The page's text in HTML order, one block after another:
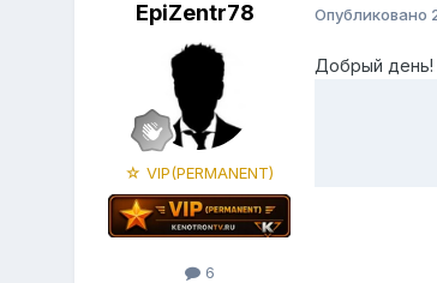
EpiZentr78
☆ VIP(PERMANENT)
6
Опубликовано
Добрый